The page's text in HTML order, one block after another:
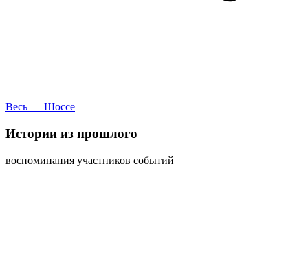
Весь — Шоссе
Истории из прошлого
воспоминания участников событий